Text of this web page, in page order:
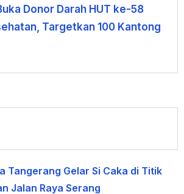
Donor Darah HUT ke-58
Targetkan 100 Kantong
Tangerang Gelar Si Caka di Titik
Jalan Raya Serang